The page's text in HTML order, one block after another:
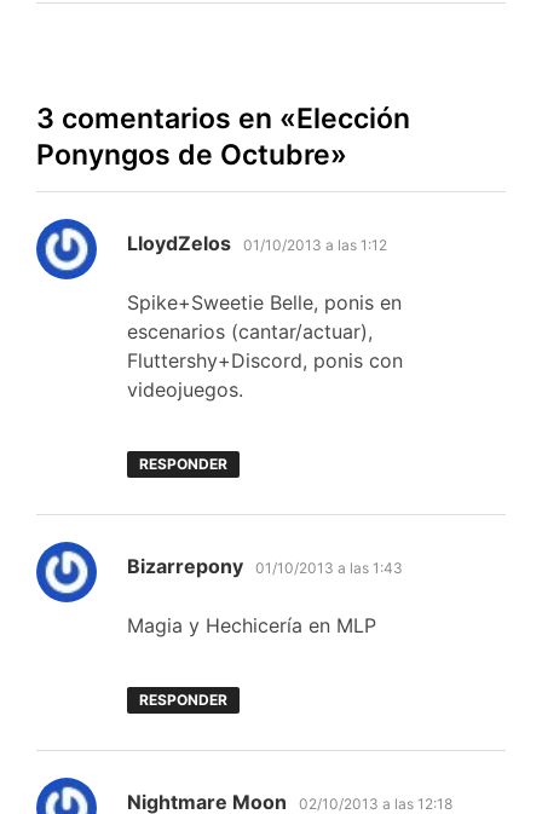
3 comentarios en «Elección
Ponyngos de Octubre»
LloydZelos dice:
01/10/2013 a las 1:12
Spike+Sweetie Belle, ponis en
escenarios (cantar/actuar),
Fluttershy+Discord, ponis con
videojuegos.
RESPONDER
Bizarrepony dice:
01/10/2013 a las 1:43
Magia y Hechicería en MLP
RESPONDER
Nightmare Moon dice:
02/10/2013 a las 12:18